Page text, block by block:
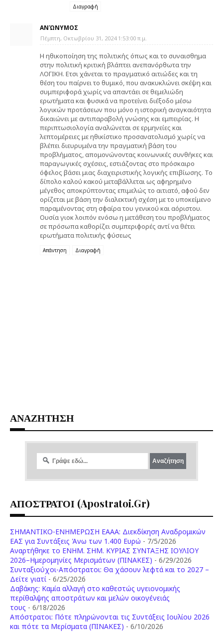
Διαγραφή
ΑΝΏΝΥΜΟΣ
Πέμπτη, Οκτωβρίου 31, 2024 1:53:00 π.μ.
Η ηθικοποίηση της πολιτικής όπως και το συναισθημα
στην πολιτική κριτική βλάπτει ανεπανόρθωτα την
ΛΟΓΙΚΗ. Ετσι χάνεται το πραγματικό αιτιώδες και τη
θέση του παίρνει το θυμικό, που ανακυκλώνει σκέψη και
συμπεριφορά χωρίς να απαντάει σε θεμελιώδη
ερωτήματα και φυσικά να προτείνει διέξοδο μέσω
λογικών προτάσεων που μόνο η ιστορική αναγκαιότητα
δικαιώνει με αντιπαραβολή γνώσης και εμπειρίας. Η
περιπτωσιολογία αναλώνεται σε ερμηνείες και
λεπτομέρειες με ηθικίστικο προσανατολισμό χωρίς να
βλέπει διευρυμένα την πραγματική βάση του
προβλήματος, απομονώνοντας κοινωνικές συνθήκες και
παραγωγικές σχέσεις, εστιάζοντας στο πρόσκαιρο
όφελος βάσει μιας διαχειριστικής λογικής επιβίωσης. Το
δίπολο καλού κακού μεταβάλλεται ως αφηρημένο
μέγεθος αποκρύπτοντας επιμελώς το αιτιατό, αφού δεν
ορίζεται με βάση την διαλεκτική σχέση με το υποκείμενο
παραμένοντας στη σφαίρα του γενικού και αόριστου.
Ουσία γιοκ λοιπόν ενόσω η μετάθεση του προβλήματος
σε πρόσωπα καθορίζει συμπεριφορές αντί να θέτει
ερωτήματα πολιτικής φύσεως
Απάντηση Διαγραφή
ΑΝΑΖΗΤΗΣΗ
ΑΠΟΣΤΡΑΤΟΙ (apostratoi.gr)
ΣΗΜΑΝΤΙΚΟ-ΕΝΗΜΕΡΩΣΗ ΕΑΑΑ: Διεκδίκηση Αναδρομικών
ΕΑΣ για Συντάξεις Άνω των 1.400 Ευρώ - 7/5/2026
Aναρτήθηκε το ENHM. ΣΗΜ. ΚΥΡΙΑΣ ΣΥΝΤΑΞΗΣ ΙΟΥΛΙΟΥ
2026–Ημερομηνίες Μερισμάτων (ΠΙΝΑΚΕΣ) - 6/29/2026
Συνταξιούχοι-Απόστρατοι: Θα χάσουν λεφτά και το 2027 –
Δείτε γιατί - 6/25/2026
Δαβάκης: Καμία αλλαγή στο καθεστώς υγειονομικής
περίθαλψης αποστράτων και μελών οικογένειάς
τους - 6/18/2026
Aπόστρατοι: Πότε πληρώνονται τις Συντάξεις Ιουλίου 2026
και πότε τα Μερίσματα (ΠΙΝΑΚΕΣ) - 6/10/2026